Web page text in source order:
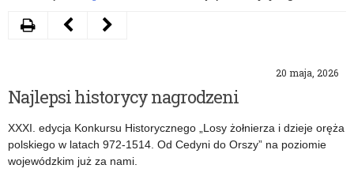
20 maja, 2026
Najlepsi historycy nagrodzeni
XXXI. edycja Konkursu Historycznego „Losy żołnierza i dzieje oręża
polskiego w latach 972-1514. Od Cedyni do Orszy” na poziomie
wojewódzkim już za nami.
DrukujNastępny
na
miarę
Wielkiego
Poprzedni
korzeni
nie
zakwitniesz